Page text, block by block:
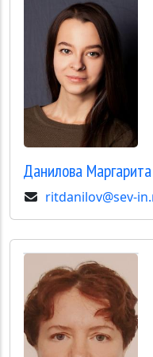
Данилова
ritdanilov@sev-